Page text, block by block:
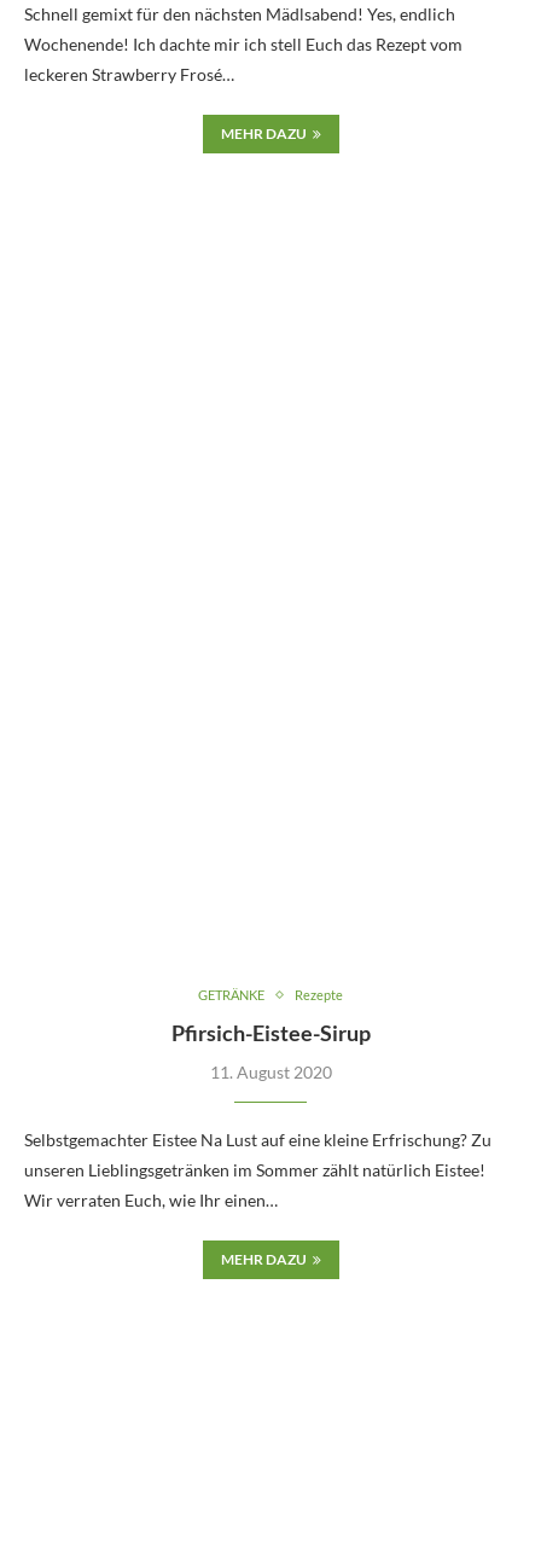
Schnell gemixt für den nächsten Mädlsabend! Yes, endlich
Wochenende! Ich dachte mir ich stell Euch das Rezept vom
leckeren Strawberry Frosé…
MEHR DAZU
GETRÄNKE Rezepte
Pfirsich-Eistee-Sirup
11. August 2020
Selbstgemachter Eistee Na Lust auf eine kleine Erfrischung? Zu
unseren Lieblingsgetränken im Sommer zählt natürlich Eistee!
Wir verraten Euch, wie Ihr einen…
MEHR DAZU